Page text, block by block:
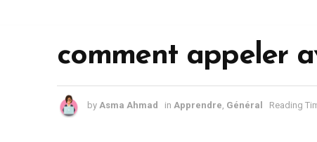
comment appeler
by Asma Ahmad in Apprendre Général Reading